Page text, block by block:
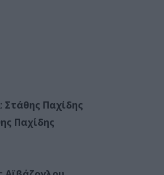
Στάθης Παχίδης
Παχίδης